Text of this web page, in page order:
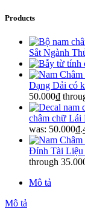
Products
Sắt Ngành
Dạng Dải có
50.000₫
châm chữ Lái
was: 50.000₫.
Đính Tài Liệu
through
Mô tả
Mô tả